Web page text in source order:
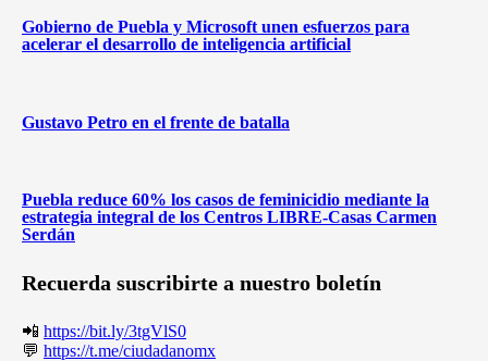
Gobierno de Puebla y Microsoft unen esfuerzos para
acelerar el desarrollo de inteligencia artificial
Gustavo Petro en el frente de batalla
Puebla reduce 60% los casos de feminicidio mediante la
estrategia integral de los Centros LIBRE-Casas Carmen
Serdán
Recuerda suscribirte a nuestro boletín
📲 https://bit.ly/3tgVlS0
💬 https://t.me/ciudadanomx